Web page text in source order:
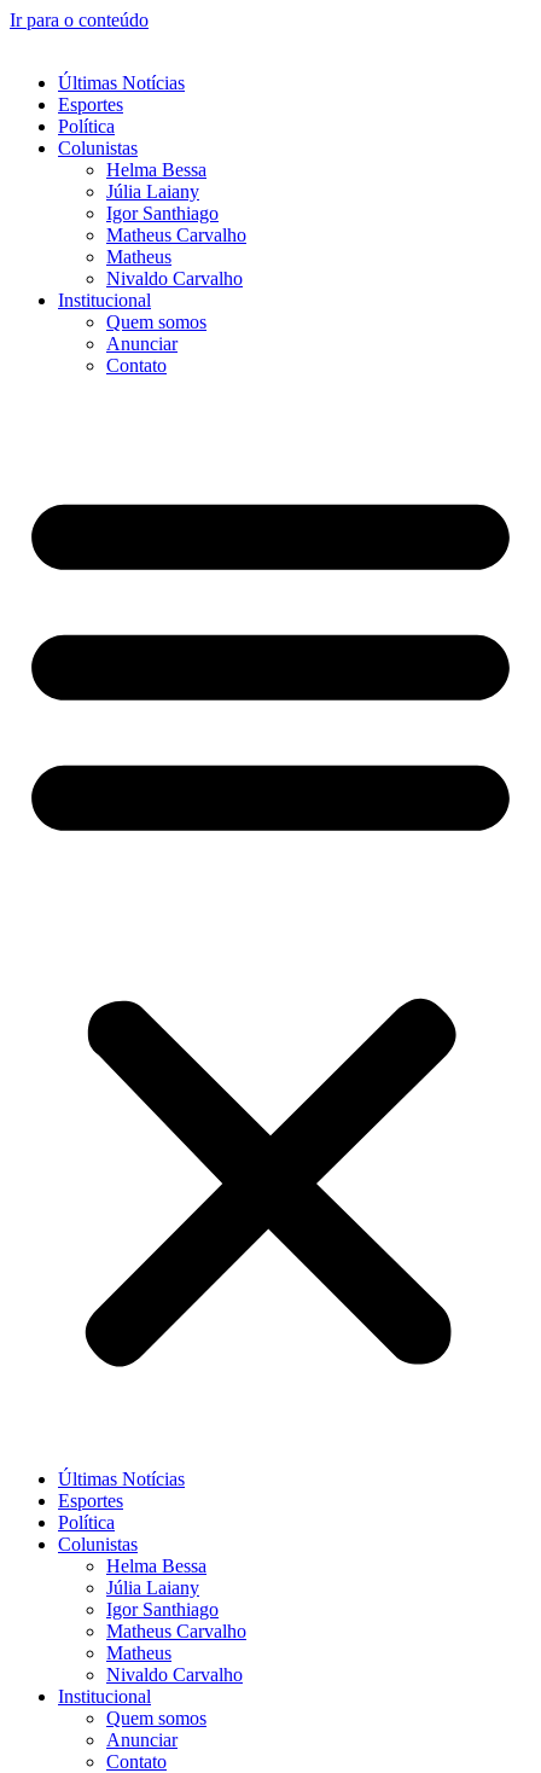
Ir para o conteúdo
Últimas Notícias
Esportes
Política
Colunistas
Helma Bessa
Júlia Laiany
Igor Santhiago
Matheus Carvalho
Matheus
Nivaldo Carvalho
Institucional
Quem somos
Anunciar
Contato
Últimas Notícias
Esportes
Política
Colunistas
Helma Bessa
Júlia Laiany
Igor Santhiago
Matheus Carvalho
Matheus
Nivaldo Carvalho
Institucional
Quem somos
Anunciar
Contato